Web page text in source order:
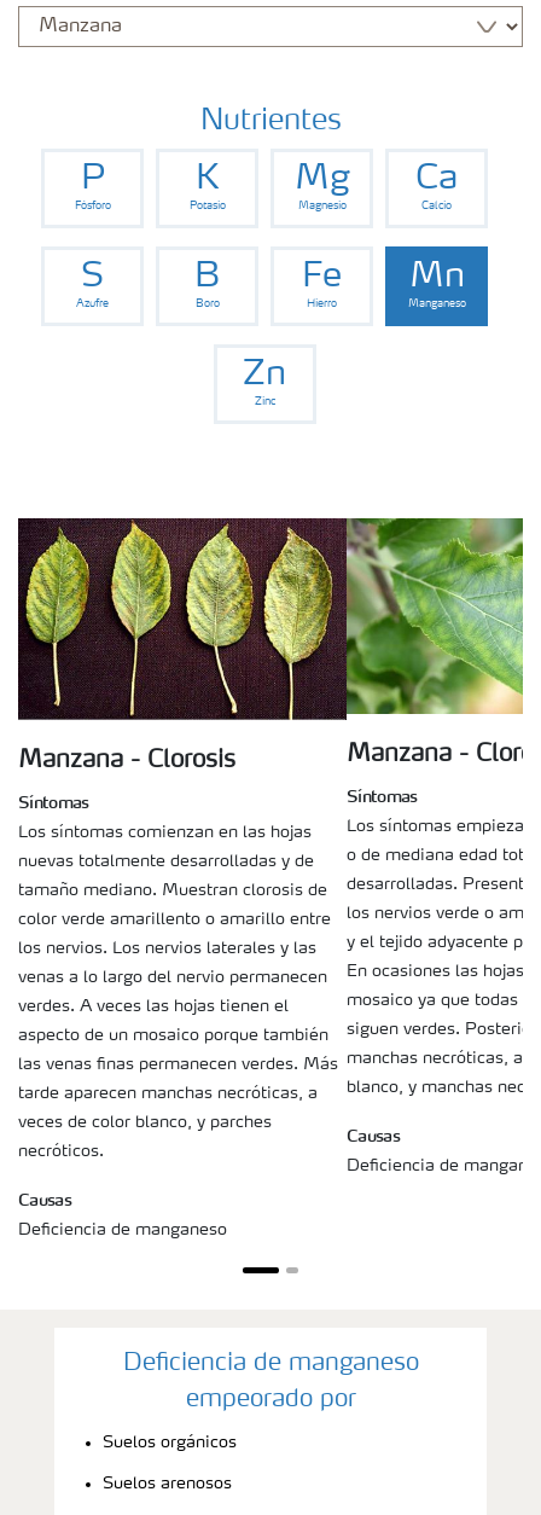
Fertilizantes
Portafolio de Agricultura Digital
Almacenaje y manejo de fertilizantes
Soluciones por cultivos
Nutrientes
P
Fósforo
K
Potasio
Mg
Magnesio
Ca
Calcio
S
Azufre
B
Boro
Fe
Hierro
Mn
Manganeso
Zn
Zinc
Manzana - Clorosis
Síntomas
Los síntomas comienzan en las hojas
nuevas totalmente desarrolladas y de
tamaño mediano. Muestran clorosis de
color verde amarillento o amarillo entre
los nervios. Los nervios laterales y las
venas a lo largo del nervio permanecen
verdes. A veces las hojas tienen el
aspecto de un mosaico porque también
las venas finas permanecen verdes. Más
tarde aparecen manchas necróticas, a
veces de color blanco, y parches
necróticos.
Causas
Deficiencia de manganeso
Manzana -
Síntomas
Los síntomas empiezan
o de mediana edad
desarrolladas.
los nervios verde o
y el tejido adyacente
En ocasiones las hojas
mosaico ya que todas
siguen verdes.
manchas necróticas, a
blanco, y manchas
Causas
Deficiencia de
Deficiencia de manganeso
empeorado por
Suelos orgánicos
Suelos arenosos